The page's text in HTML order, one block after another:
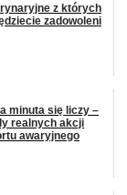
z których
zadowoleni
minuta się liczy –
realnych akcji
awaryjnego